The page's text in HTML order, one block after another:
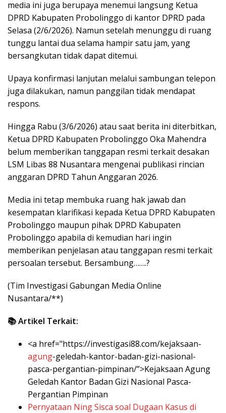
media ini juga berupaya menemui langsung Ketua
DPRD Kabupaten Probolinggo di kantor DPRD pada
Selasa (2/6/2026). Namun setelah menunggu di ruang
tunggu lantai dua selama hampir satu jam, yang
bersangkutan tidak dapat ditemui.
Upaya konfirmasi lanjutan melalui sambungan telepon
juga dilakukan, namun panggilan tidak mendapat
respons.
Hingga Rabu (3/6/2026) atau saat berita ini diterbitkan,
Ketua DPRD Kabupaten Probolinggo Oka Mahendra
belum memberikan tanggapan resmi terkait desakan
LSM Libas 88 Nusantara mengenai publikasi rincian
anggaran DPRD Tahun Anggaran 2026.
Media ini tetap membuka ruang hak jawab dan
kesempatan klarifikasi kepada Ketua DPRD Kabupaten
Probolinggo maupun pihak DPRD Kabupaten
Probolinggo apabila di kemudian hari ingin
memberikan penjelasan atau tanggapan resmi terkait
persoalan tersebut. Bersambung…….?
(Tim Investigasi Gabungan Media Online
Nusantara/**)
📚 Artikel Terkait:
<a href="https://investigasi88.com/kejaksaan-
agung-geledah-kantor-badan-gizi-nasional-
pasca-pergantian-pimpinan/”>Kejaksaan Agung
Geledah Kantor Badan Gizi Nasional Pasca-
Pergantian Pimpinan
Pernyataan Ning Sisca soal Dugaan Kasus di